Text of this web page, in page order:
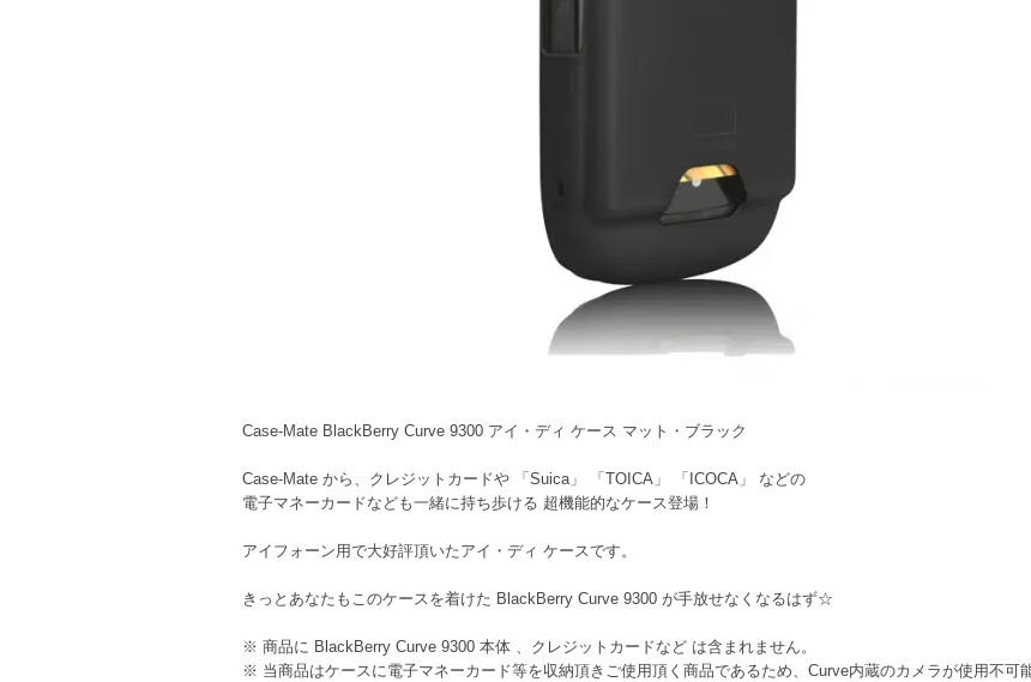
Case-Mate BlackBerry Curve 9300 アイ・ディ ケース マット・ブラック
Case-Mate から、クレジットカードや 「Suica」 「TOICA」 「ICOCA」 などの
電子マネーカードなども一緒に持ち歩ける 超機能的なケース登場！
アイフォーン用で大好評頂いたアイ・ディ ケースです。
きっとあなたもこのケースを着けた BlackBerry Curve 9300 が手放せなくなるはず☆
※ 商品に BlackBerry Curve 9300 本体 、クレジットカードなど は含まれません。
※ 当商品はケースに電子マネーカード等を収納頂きご使用頂く商品であるため、Curve内蔵のカメラが使用不可